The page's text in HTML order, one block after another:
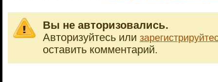
Вы не авторизовались.
Авторизуйтесь или
оставить комментарий.